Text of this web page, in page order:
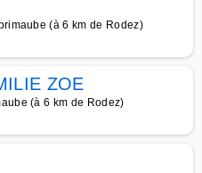
(à 6 km de Rodez)
ZOE
(à 6 km de Rodez)